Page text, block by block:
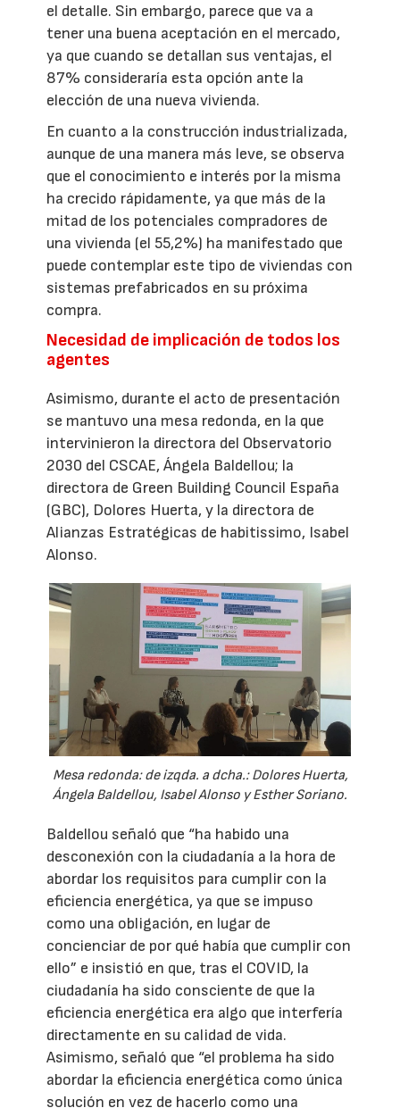
el detalle. Sin embargo, parece que va a
tener una buena aceptación en el mercado,
ya que cuando se detallan sus ventajas, el
87% consideraría esta opción ante la
elección de una nueva vivienda.
En cuanto a la construcción industrializada,
aunque de una manera más leve, se observa
que el conocimiento e interés por la misma
ha crecido rápidamente, ya que más de la
mitad de los potenciales compradores de
una vivienda (el 55,2%) ha manifestado que
puede contemplar este tipo de viviendas con
sistemas prefabricados en su próxima
compra.
Necesidad de implicación de todos los
agentes
Asimismo, durante el acto de presentación
se mantuvo una mesa redonda, en la que
intervinieron la directora del Observatorio
2030 del CSCAE, Ángela Baldellou; la
directora de Green Building Council España
(GBC), Dolores Huerta, y la directora de
Alianzas Estratégicas de habitissimo, Isabel
Alonso.
Mesa redonda: de izqda. a dcha.: Dolores Huerta,
Ángela Baldellou, Isabel Alonso y Esther Soriano.
Baldellou señaló que “ha habido una
desconexión con la ciudadanía a la hora de
abordar los requisitos para cumplir con la
eficiencia energética, ya que se impuso
como una obligación, en lugar de
concienciar de por qué había que cumplir con
ello” e insistió en que, tras el COVID, la
ciudadanía ha sido consciente de que la
eficiencia energética era algo que interfería
directamente en su calidad de vida.
Asimismo, señaló que “el problema ha sido
abordar la eficiencia energética como única
solución en vez de hacerlo como una